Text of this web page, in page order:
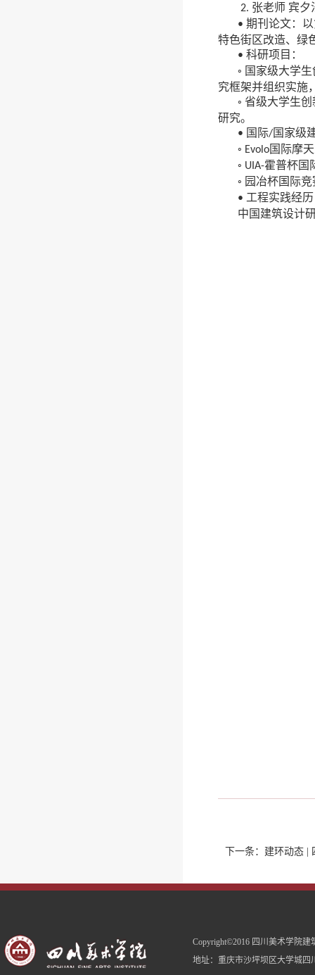
2. 张老师 宾夕
• 期刊论文：
特色街区改造、绿
• 科研项目：
◦ 国家级大学
究框架并组织实施
◦ 省级大学生
研究。
• 国际/国家级
◦ Evolo国际摩
◦ UIA-霍普杯国
◦ 园冶杯国际
• 工程实践经
中国建筑设计
下一条： 建环动态 |
Copyright©2016 四川美术学院
地址：重庆市沙坪坝区大学城四